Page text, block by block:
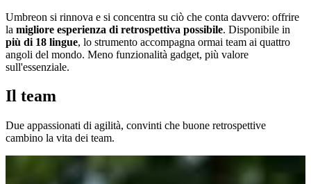
Umbreon si rinnova e si concentra su ciò che conta davvero: offrire
la migliore esperienza di retrospettiva possibile. Disponibile in
più di 18 lingue, lo strumento accompagna ormai team ai quattro
angoli del mondo. Meno funzionalità gadget, più valore
sull'essenziale.
Il team
Due appassionati di agilità, convinti che buone retrospettive
cambino la vita dei team.